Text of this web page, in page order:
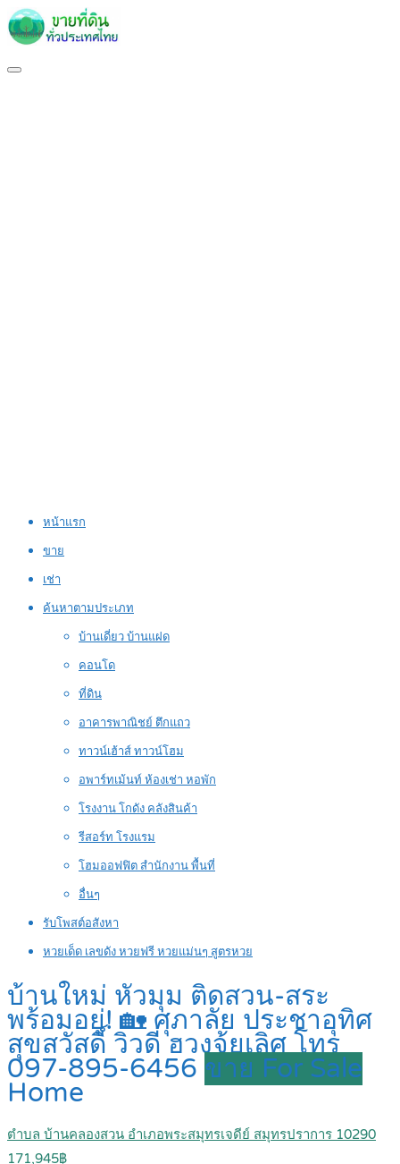
หน้าแรก
ขาย
เช่า
ค้นหาตามประเภท
บ้านเดี่ยว บ้านแฝด
คอนโด
ที่ดิน
อาคารพาณิชย์ ตึกแถว
ทาวน์เฮ้าส์ ทาวน์โฮม
อพาร์ทเม้นท์ ห้องเช่า หอพัก
โรงงาน โกดัง คลังสินค้า
รีสอร์ท โรงแรม
โฮมออฟฟิต สำนักงาน พื้นที่
อื่นๆ
รับโพสต์อสังหา
หวยเด็ด เลขดัง หวยฟรี หวยแม่นๆ สูตรหวย
บ้านใหม่ หัวมุม ติดสวน-สระ
พร้อมอยู่! 🏡 ศุภาลัย ประชาอุทิศ
สุขสวัสดิ์ วิวดี ฮวงจุ้ยเลิศ โทร
097-895-6456 ขาย For Sale
Home
ตำบล บ้านคลองสวน อำเภอพระสมุทรเจดีย์ สมุทรปราการ 10290
171,945฿